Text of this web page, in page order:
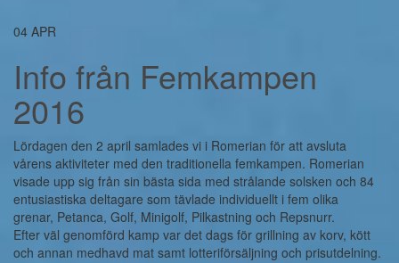
04 APR
Info från Femkampen
2016
Lördagen den 2 april samlades vi i Romerian för att avsluta
vårens aktiviteter med den traditionella femkampen. Romerian
visade upp sig från sin bästa sida med strålande solsken och 84
entusiastiska deltagare som tävlade individuellt i fem olika
grenar, Petanca, Golf, Minigolf, Pilkastning och Repsnurr.
Efter väl genomförd kamp var det dags för grillning av korv, kött
och annan medhavd mat samt lotteriförsäljning och prisutdelning.